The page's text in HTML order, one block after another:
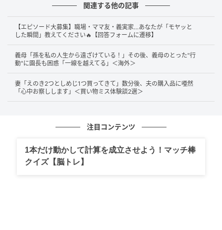
は分からない」と念のため説明したうえで案内したそ
うです。
ところが約20分後、その男性客が再び来店。投稿者さ
んの顔を見るなり、「ないやんけゴルァ！」と怒鳴っ
たのだとか。
突然の出来事に戸惑う投稿者さん。すると、ちょうど
これで一件落着かと思いきや、最後に男性客は投稿者
さんをにらみつけながら、「こんな店二度と来るか！
関連する他の記事
【エピソード大募集】職場・ママ友・義実家…あなたが「モヤッと
した瞬間」教えてください🔥【回答フォームに遷移】
義母「孫を私の人生から遠ざけている！」その後、義母のとった"行
動"に園長も困惑「一線を越えてる」＜海外＞
妻「えのき2つとしめじ1つ買ってきて」数分後、夫の購入品に唖然
「心中お察しします」＜買い物ミス体験談2選＞
注目コンテンツ
1本だけ動かして計算を成立させよう！マッチ棒
クイズ【脳トレ】